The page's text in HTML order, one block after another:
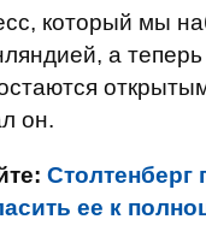
который мы
а
он.
Столтенберг
ее к